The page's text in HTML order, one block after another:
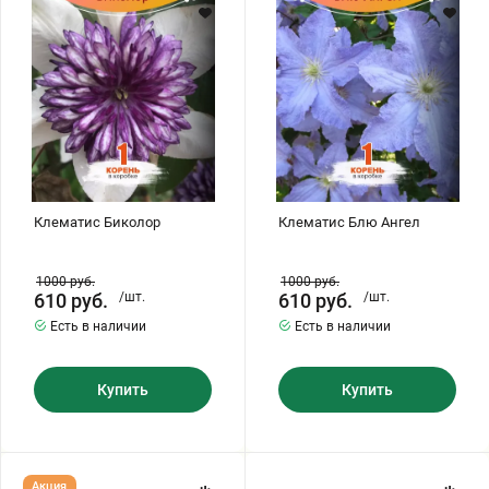
Хризантемы саженцы
Зелень и пряные травы
Клематис Биколор
1000руб.
610 руб.
/шт.
Есть в наличии
Купить
Клематис Блю Ангел
1000руб.
610 руб.
/шт.
Есть в наличии
Купить
Клематис